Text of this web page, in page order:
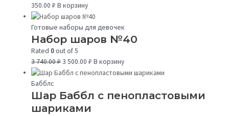
350.00₽ В корзину
Готовые наборы для девочек
Набор шаров №40
Rated0out of 5
3 740.00₽3 500.00₽ В корзину
Бабблс
Шар Баббл с пенопластовыми
шариками